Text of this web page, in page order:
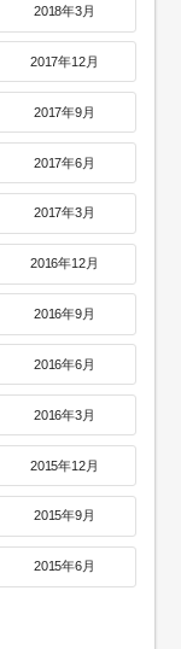
2018年3月
2017年12月
2017年9月
2017年6月
2017年3月
2016年12月
2016年9月
2016年6月
2016年3月
2015年12月
2015年9月
2015年6月